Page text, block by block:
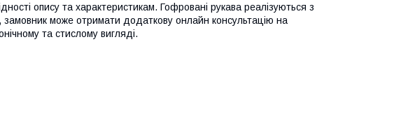
опису та характеристикам. Гофровані рукава реалізуються з
може отримати додаткову онлайн консультацію на
та стислому вигляді.